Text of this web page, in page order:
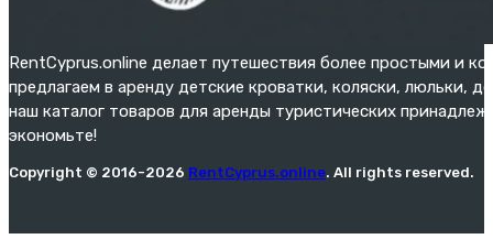
RentCyprus.online делает путешествия более простыми и
предлагаем в аренду детские кроватки, коляски, люльки,
наш каталог товаров для аренды туристических
экономьте!
Copyright © 2016-2026 RentCyprus.online. All rights reserved.